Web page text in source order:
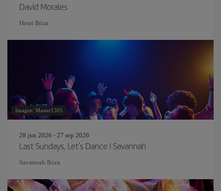
David Morales
Heart Ibiza
Imagen: Master1305
28 jun 2026 - 27 sep 2026
Last Sundays, Let's Dance | Savannah
Savannah Ibiza